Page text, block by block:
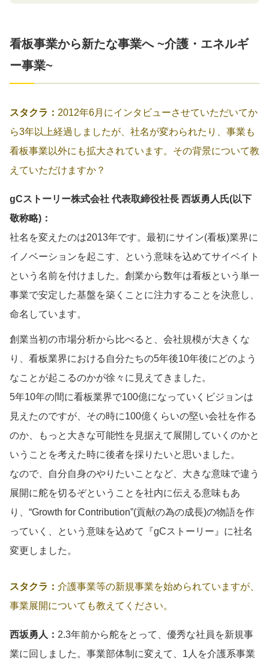
看板事業から新たな事業へ ~介護・エネルギ
ー事業~
スタクラ： 2012年6月にインタビューさせていただいてか
ら3年以上経過しましたが、社名が変わられたり、事業も
看板事業以外にも拡大されています。その背景について教
えていただけますか？
gCストーリー株式会社 代表取締役社長 西坂勇人氏(以下
敬称略)：
社名を変えたのは2013年です。最初にサイン(看板)業界に
イノベーションを起こす、という意味を込めてサイベイト
という名前を付けました。創業から数年は看板という単一
事業で安定した基盤を築くことに注力することを決意し、
命名しています。
創業当初の市場分析から比べると、会社規模が大きくな
り、看板業界における自分たちの5年後10年後にどのよう
なことが起こるのかが徐々に見えてきました。
5年10年の間に看板業界で100億になっていくビジョンは
見えたのですが、その時に100億くらいの堅い会社を作る
のか、もっと大きな可能性を見据えて展開していくのかと
いうことを考えた時に後者を採りたいと思いました。
なので、自分自身のやりたいことなど、大きな意味で違う
展開に舵を切るぞということを社内に伝える意味もあ
り、“Growth for Contribution”(貢献の為の成長)の物語を作
っていく、という意味を込めて『gCストーリー』に社名
変更しました。
スタクラ： 介護事業等の新規事業を始められていますが、
事業展開についても教えてください。
西坂勇人： 2.3年前から舵をとって、優秀な社員を新規事
業に回しました。事業部体制に変えて、1人を介護系事業